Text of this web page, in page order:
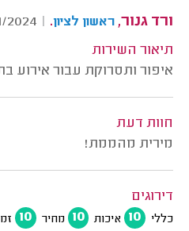
ורד גנור, ראשון לציון.
|
2024
תיאור השירות
איפור ותסרוקת עבור אירוע
חוות דעת
מירית מהממת!
דירוגים
כללי 10 איכות 10 מחיר 10